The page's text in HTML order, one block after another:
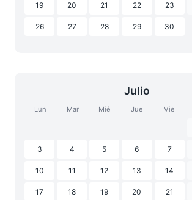
19 20 21 22 23
26 27 28 29 30
Julio
Lun Mar Mié Jue Vie
3 4 5 6 7
10 11 12 13 14
17 18 19 20 21